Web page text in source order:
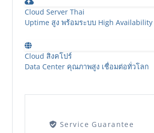
Cloud Server Thai
Uptime สูง พร้อมระบบ High Availability
Cloud สิงคโปร์
Data Center คุณภาพสูง เชื่อมต่อทั่วโลก
Service Guarantee